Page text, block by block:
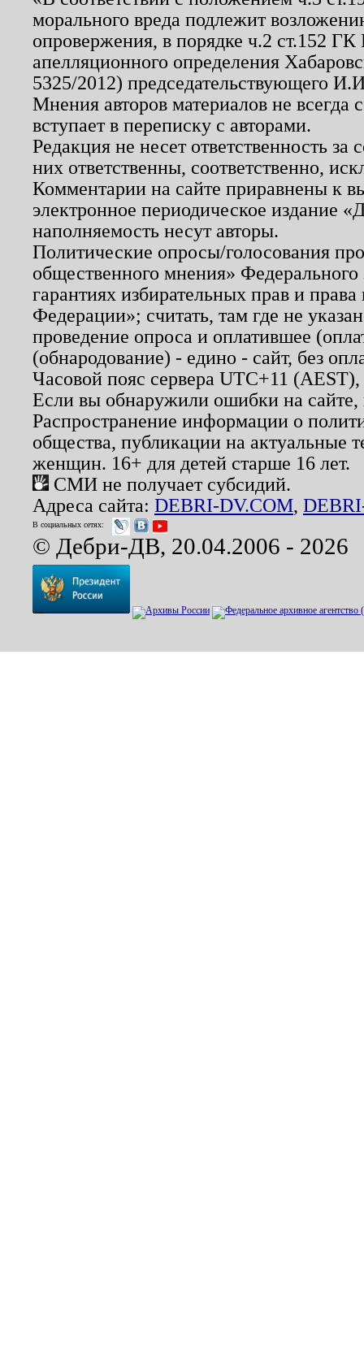
морального вреда подлежит
опровержения, в порядке ч.2 ст.152
апелляционного определения
5325/2012) председательствующего
Мнения авторов материалов не
вступает в переписку с авторами.
Редакция не несет ответственность
них ответственны, соответственно,
Комментарии на сайте приравнены к
электронное периодическое издание
наполняемость несут авторы.
Политические опросы/голосования
общественного мнения»
гарантиях избирательных прав и
Федерации»; считать, там где не
проведение опроса и оплатившее
(обнародование) - едино - сайт, без
Часовой пояс сервера UTC+11
Если вы обнаружили ошибки на
Распространение информации о
общества, публикации на актуальные
женщин. 16+ для детей старше 16 лет.
СМИ не получает субсидий.
Адреса сайта: DEBRI-DV.COM,
В социальных сетях:
© Дебри-ДВ, 20.04.2006 - 2026